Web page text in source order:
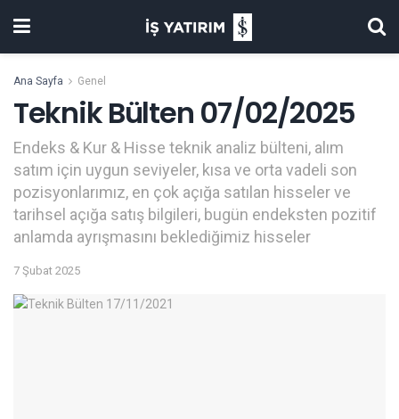
Ana Sayfa Genel
Teknik Bülten 07/02/2025
Endeks & Kur & Hisse teknik analiz bülteni, alım
satım için uygun seviyeler, kısa ve orta vadeli son
pozisyonlarımız, en çok açığa satılan hisseler ve
tarihsel açığa satış bilgileri, bugün endeksten pozitif
anlamda ayrışmasını beklediğimiz hisseler
7 Şubat 2025